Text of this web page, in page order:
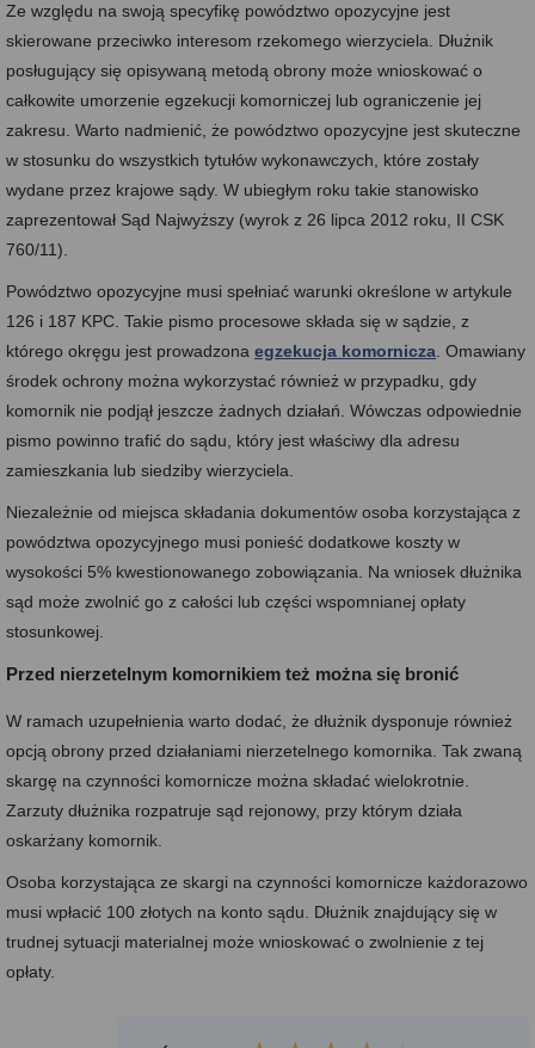
Ze względu na swoją specyfikę powództwo opozycyjne jest
skierowane przeciwko interesom rzekomego wierzyciela. Dłużnik
posługujący się opisywaną metodą obrony może wnioskować o
całkowite umorzenie egzekucji komorniczej lub ograniczenie jej
zakresu. Warto nadmienić, że powództwo opozycyjne jest skuteczne
w stosunku do wszystkich tytułów wykonawczych, które zostały
wydane przez krajowe sądy. W ubiegłym roku takie stanowisko
zaprezentował Sąd Najwyższy (wyrok z 26 lipca 2012 roku, II CSK
760/11).
Powództwo opozycyjne musi spełniać warunki określone w artykule
126 i 187 KPC. Takie pismo procesowe składa się w sądzie, z
którego okręgu jest prowadzona egzekucja komornicza . Omawiany
środek ochrony można wykorzystać również w przypadku, gdy
komornik nie podjął jeszcze żadnych działań. Wówczas odpowiednie
pismo powinno trafić do sądu, który jest właściwy dla adresu
zamieszkania lub siedziby wierzyciela.
Niezależnie od miejsca składania dokumentów osoba korzystająca z
powództwa opozycyjnego musi ponieść dodatkowe koszty w
wysokości 5% kwestionowanego zobowiązania. Na wniosek dłużnika
sąd może zwolnić go z całości lub części wspomnianej opłaty
stosunkowej.
Przed nierzetelnym komornikiem też można się bronić
W ramach uzupełnienia warto dodać, że dłużnik dysponuje również
opcją obrony przed działaniami nierzetelnego komornika. Tak zwaną
skargę na czynności komornicze można składać wielokrotnie.
Zarzuty dłużnika rozpatruje sąd rejonowy, przy którym działa
oskarżany komornik.
Osoba korzystająca ze skargi na czynności komornicze każdorazowo
musi wpłacić 100 złotych na konto sądu. Dłużnik znajdujący się w
trudnej sytuacji materialnej może wnioskować o zwolnienie z tej
opłaty.